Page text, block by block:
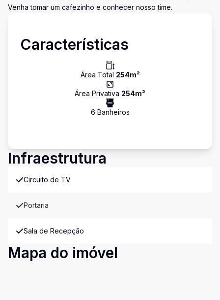
Venha tomar um cafezinho e conhecer nosso time.
Características
Área Total 254m²
Área Privativa 254m²
6 Banheiros
Infraestrutura
Circuito de TV
Portaria
Sala de Recepção
Mapa do imóvel